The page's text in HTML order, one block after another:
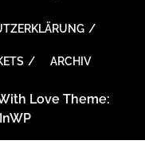
ARCHIV
Love Theme: